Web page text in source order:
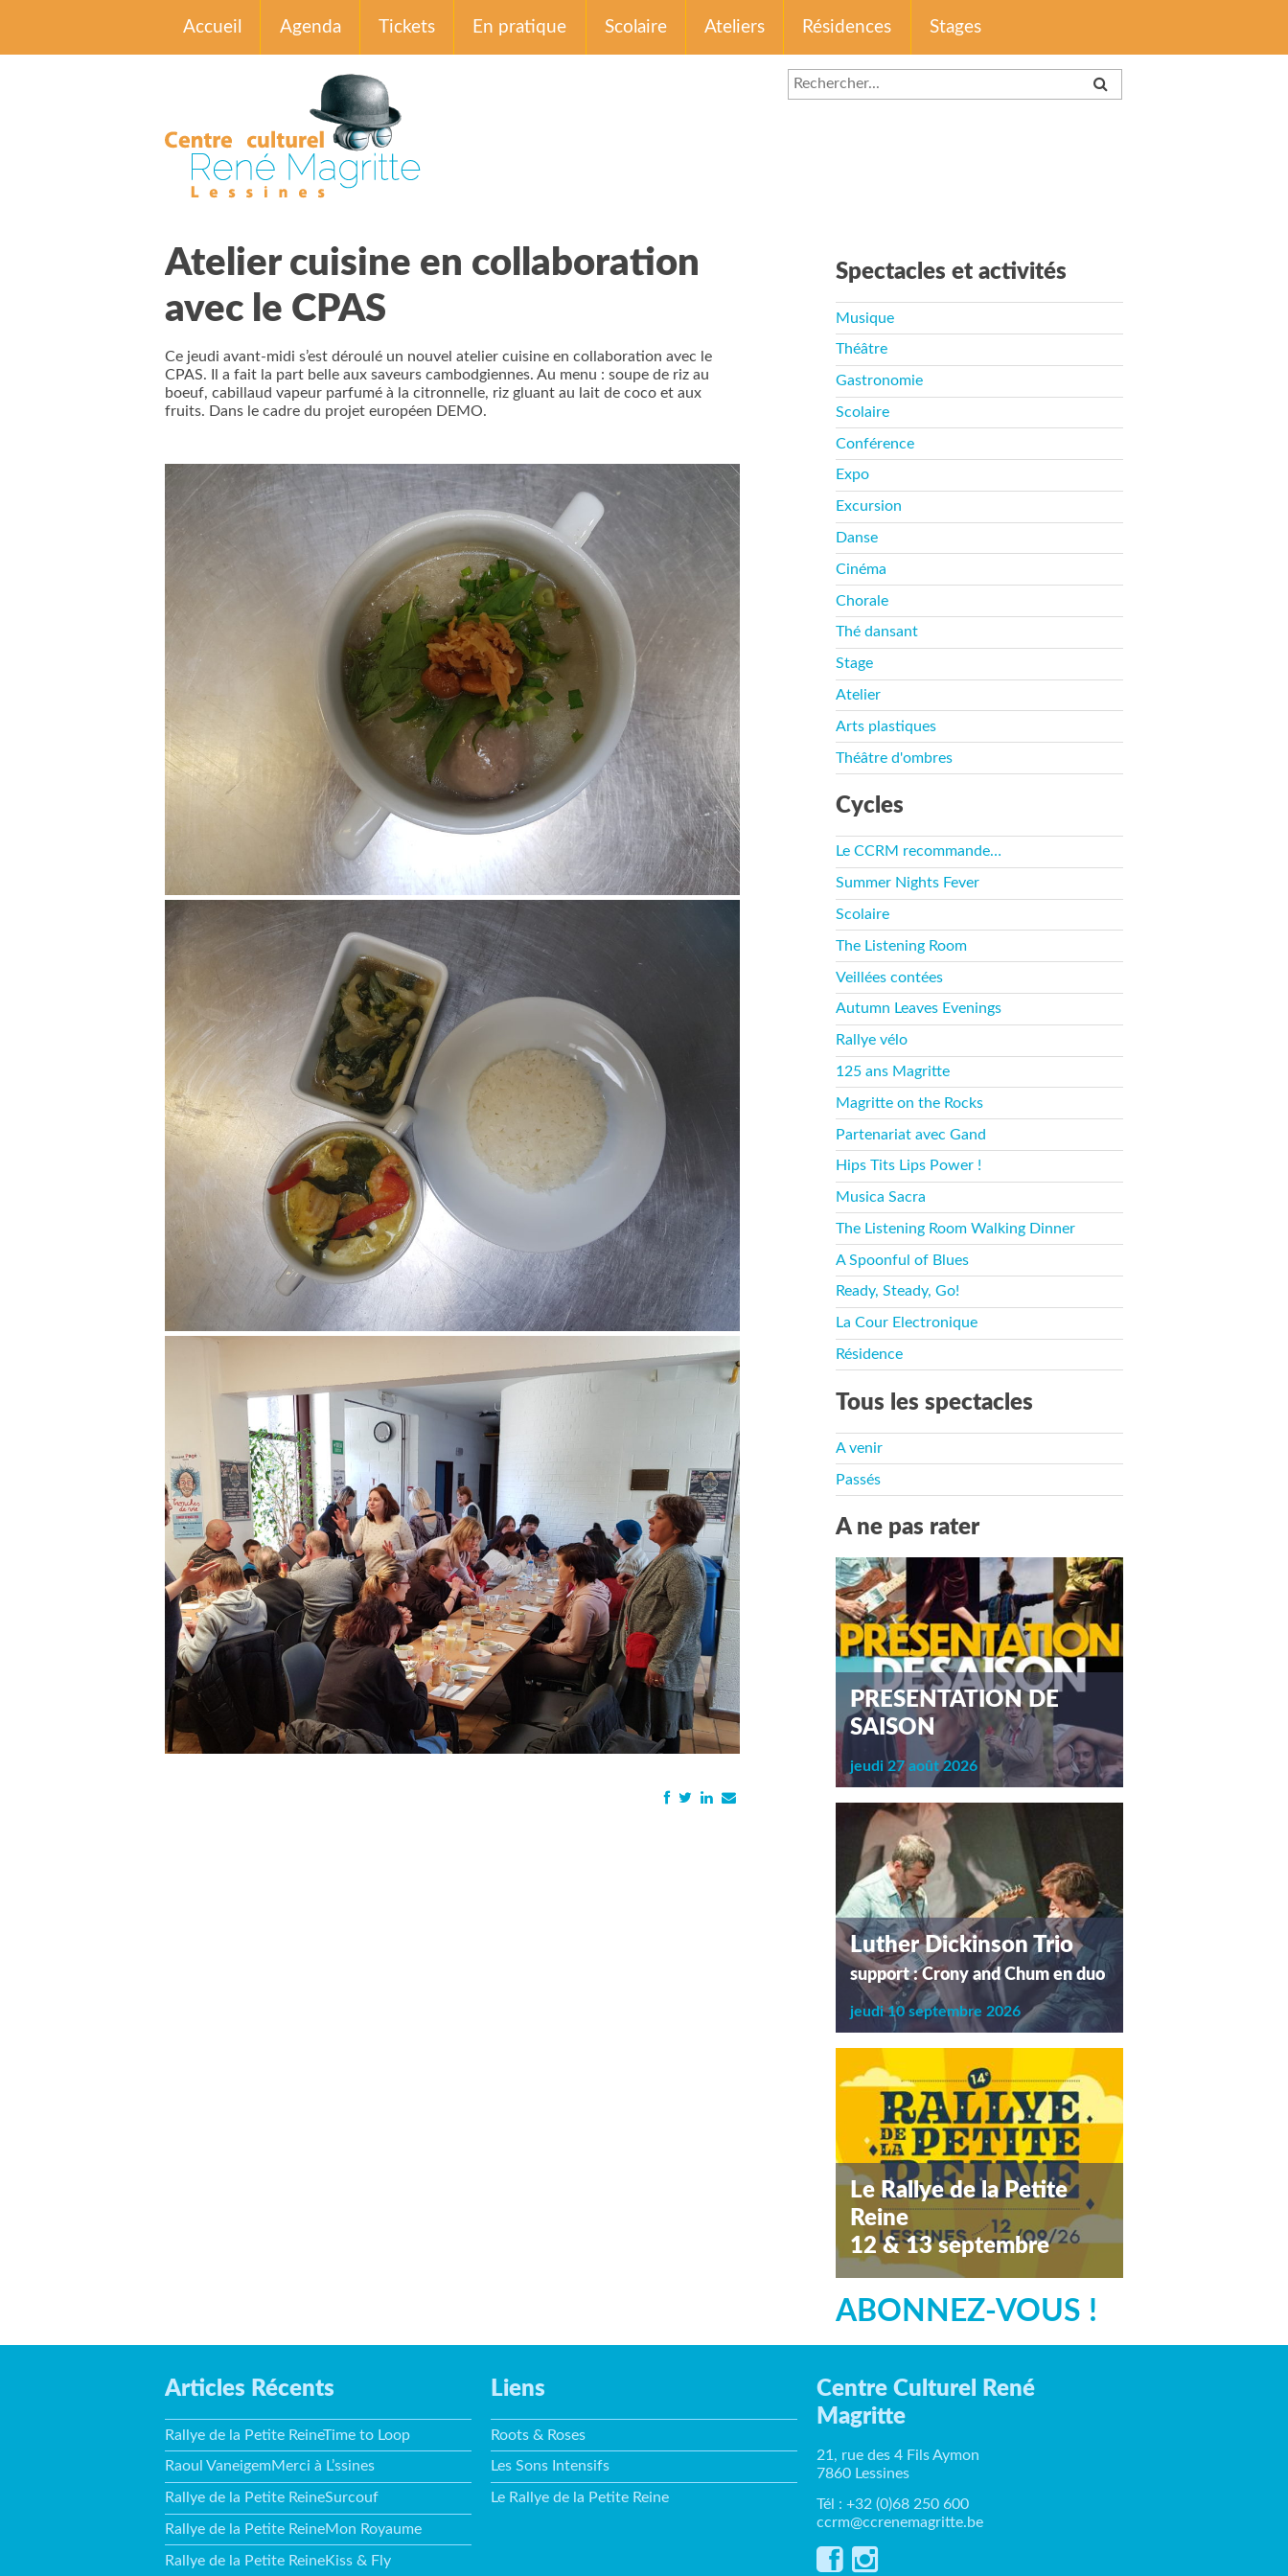
Accueil Agenda Tickets En pratique Scolaire Ateliers Résidences Stages
Atelier cuisine en collaboration
avec le CPAS
Ce jeudi avant-midi s’est déroulé un nouvel atelier cuisine en collaboration avec le
CPAS. Il a fait la part belle aux saveurs cambodgiennes. Au menu : soupe de riz au
boeuf, cabillaud vapeur parfumé à la citronnelle, riz gluant au lait de coco et aux
fruits. Dans le cadre du projet européen DEMO.
Spectacles et activités
Musique
Théâtre
Gastronomie
Scolaire
Conférence
Expo
Excursion
Danse
Cinéma
Chorale
Thé dansant
Stage
Atelier
Arts plastiques
Théâtre d'ombres
Cycles
Le CCRM recommande…
Summer Nights Fever
Scolaire
The Listening Room
Veillées contées
Autumn Leaves Evenings
Rallye vélo
125 ans Magritte
Magritte on the Rocks
Partenariat avec Gand
Hips Tits Lips Power !
Musica Sacra
The Listening Room Walking Dinner
A Spoonful of Blues
Ready, Steady, Go!
La Cour Electronique
Résidence
Tous les spectacles
A venir
Passés
A ne pas rater
PRESENTATION DE
SAISON
jeudi 27 août 2026
Luther Dickinson Trio
support : Crony and Chum en duo
jeudi 10 septembre 2026
Le Rallye de la Petite
Reine
12 & 13 septembre
ABONNEZ-VOUS !
Articles Récents
Rallye de la Petite ReineTime to Loop
Raoul VaneigemMerci à L’ssines
Rallye de la Petite ReineSurcouf
Rallye de la Petite ReineMon Royaume
Rallye de la Petite ReineKiss & Fly
Liens
Roots & Roses
Les Sons Intensifs
Le Rallye de la Petite Reine
Centre Culturel René
Magritte
21, rue des 4 Fils Aymon
7860 Lessines
Tél : +32 (0)68 250 600
ccrm@ccrenemagritte.be